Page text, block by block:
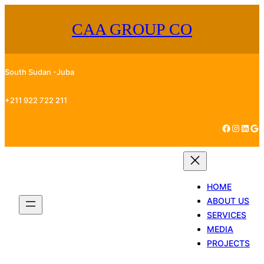
CAA GROUP CO
South Sudan -Juba
+211 922 722 211
Facebook Instagram LinkedIn Google
HOME
ABOUT US
SERVICES
MEDIA
PROJECTS